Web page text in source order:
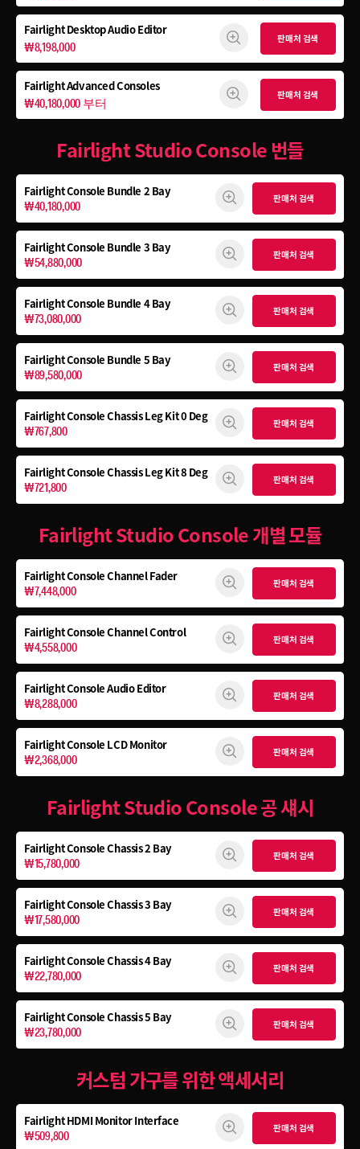
Fairlight Desktop Audio Editor
₩8,198,000
판매처 검색
Fairlight Advanced Consoles
₩40,180,000 부터
판매처 검색
Fairlight Studio Console 번들
Fairlight Console Bundle 2 Bay
₩40,180,000 판매처 검색
Fairlight Console Bundle 3 Bay
₩54,880,000 판매처 검색
Fairlight Console Bundle 4 Bay
₩73,080,000 판매처 검색
Fairlight Console Bundle 5 Bay
₩89,580,000 판매처 검색
Fairlight ConsoleChassis Leg Kit 0 Deg
₩767,800 판매처 검색
Fairlight ConsoleChassis Leg Kit 8 Deg
₩721,800 판매처 검색
Fairlight Studio Console 개별 모듈
Fairlight Console Channel Fader
₩7,448,000 판매처 검색
Fairlight Console Channel Control
₩4,558,000 판매처 검색
Fairlight Console Audio Editor
₩8,288,000 판매처 검색
Fairlight Console LCD Monitor
₩2,368,000 판매처 검색
Fairlight Studio Console 공 섀시
Fairlight ConsoleChassis 2 Bay
₩15,780,000 판매처 검색
Fairlight ConsoleChassis 3 Bay
₩17,580,000 판매처 검색
Fairlight ConsoleChassis 4 Bay
₩22,780,000 판매처 검색
Fairlight ConsoleChassis 5 Bay
₩23,780,000 판매처 검색
커스텀 가구를 위한 액세서리
Fairlight HDMI Monitor Interface
₩509,800 판매처 검색